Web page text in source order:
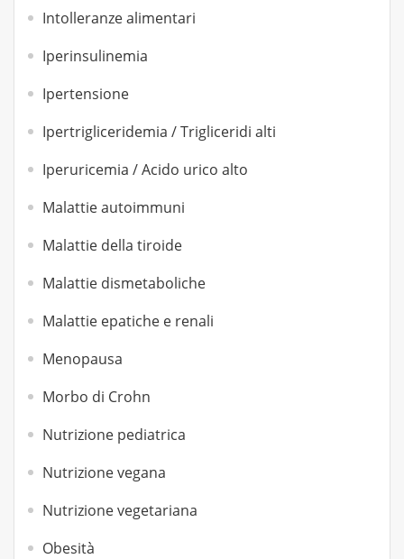
Intolleranze alimentari
Iperinsulinemia
Ipertensione
Ipertrigliceridemia / Trigliceridi alti
Iperuricemia / Acido urico alto
Malattie autoimmuni
Malattie della tiroide
Malattie dismetaboliche
Malattie epatiche e renali
Menopausa
Morbo di Crohn
Nutrizione pediatrica
Nutrizione vegana
Nutrizione vegetariana
Obesità